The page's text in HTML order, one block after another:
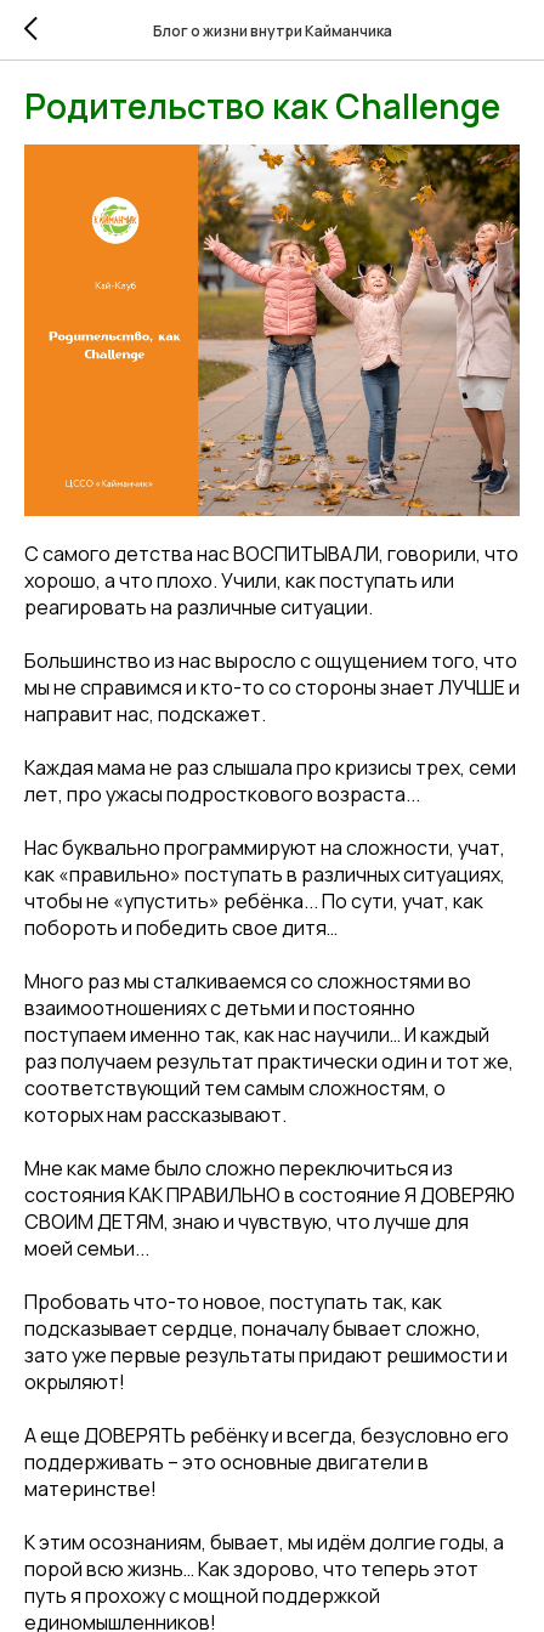
Блог о жизни внутри Кайманчика
Родительство как Challenge
С самого детства нас ВОСПИТЫВАЛИ, говорили, что
хорошо, а что плохо. Учили, как поступать или
реагировать на различные ситуации.
Большинство из нас выросло с ощущением того, что
мы не справимся и кто-то со стороны знает ЛУЧШЕ и
направит нас, подскажет.
Каждая мама не раз слышала про кризисы трех, семи
лет, про ужасы подросткового возраста...
Нас буквально программируют на сложности, учат,
как «правильно» поступать в различных ситуациях,
чтобы не «упустить» ребёнка... По сути, учат, как
побороть и победить свое дитя…
Много раз мы сталкиваемся со сложностями во
взаимоотношениях с детьми и постоянно
поступаем именно так, как нас научили… И каждый
раз получаем результат практически один и тот же,
соответствующий тем самым сложностям, о
которых нам рассказывают. ⠀
Мне как маме было сложно переключиться из
состояния КАК ПРАВИЛЬНО в состояние Я ДОВЕРЯЮ
СВОИМ ДЕТЯМ, знаю и чувствую, что лучше для
моей семьи... ⠀
Пробовать что-то новое, поступать так, как
подсказывает сердце, поначалу бывает сложно,
зато уже первые результаты придают решимости и
окрыляют!
А еще ДОВЕРЯТЬ ребёнку и всегда, безусловно его
поддерживать – это основные двигатели в
материнстве! ⠀
К этим осознаниям, бывает, мы идём долгие годы, а
порой всю жизнь… Как здорово, что теперь этот
путь я прохожу с мощной поддержкой
единомышленников!